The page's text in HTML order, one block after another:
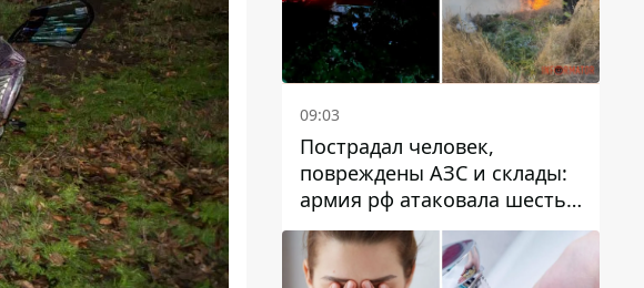
09:03
Пострадал человек,
повреждены АЗС и склады:
армия рф атаковала шесть
районов Днепропетровской
области